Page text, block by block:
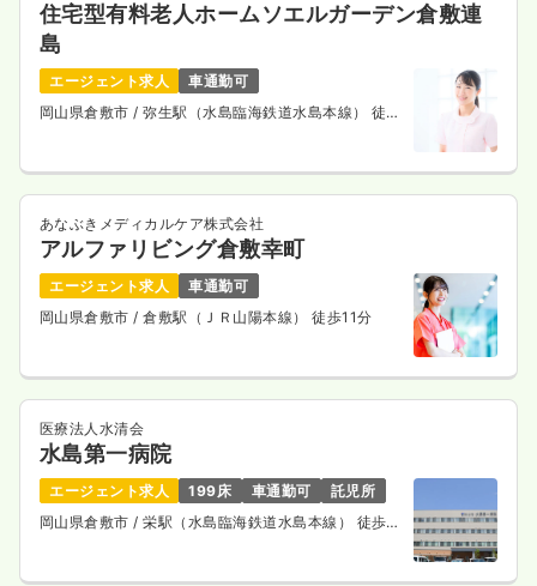
住宅型有料老人ホームソエルガーデン倉敷連
島
エージェント求人
車通勤可
岡山県倉敷市 / 弥生駅（水島臨海鉄道水島本線） 徒歩
あなぶきメディカルケア株式会社
アルファリビング倉敷幸町
エージェント求人
車通勤可
岡山県倉敷市 / 倉敷駅（ＪＲ山陽本線） 徒歩11分
医療法人水清会
水島第一病院
エージェント求人 199床 車通勤可
託児所
岡山県倉敷市 / 栄駅（水島臨海鉄道水島本線） 徒歩